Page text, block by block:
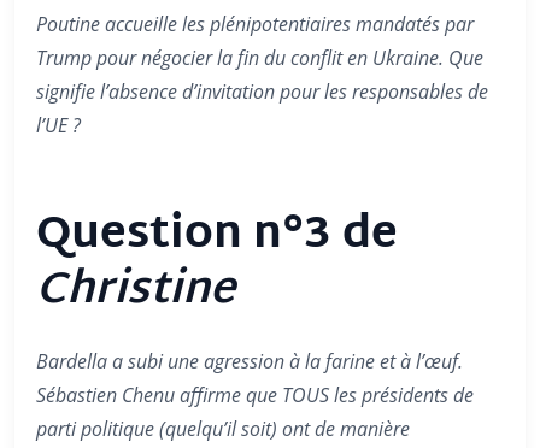
Poutine accueille les plénipotentiaires mandatés par
Trump pour négocier la fin du conflit en Ukraine. Que
signifie l’absence d’invitation pour les responsables de
l’UE ?
Question n°3 de
Christine
Bardella a subi une agression à la farine et à l’œuf.
Sébastien Chenu affirme que TOUS les présidents de
parti politique (quelqu’il soit) ont de manière